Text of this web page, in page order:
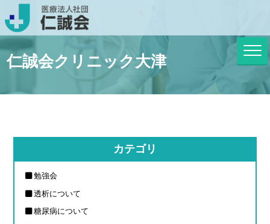
仁誠会クリニック大津
カテゴリ
勉強会
透析について
糖尿病について